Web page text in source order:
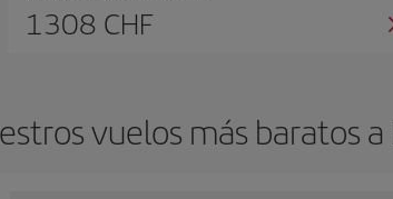
1308 CHF
vuelos más baratos a